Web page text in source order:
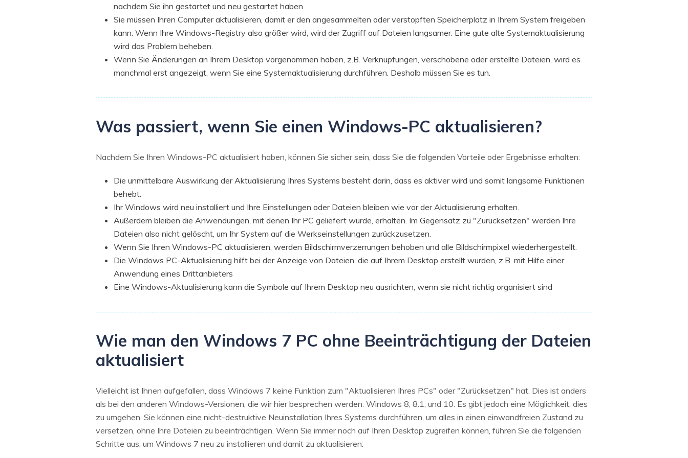
nachdem Sie ihn gestartet und neu gestartet haben
Sie müssen Ihren Computer aktualisieren, damit er den angesammelten oder verstopften Speicherplatz in Ihrem System freigeben
kann. Wenn Ihre Windows-Registry also größer wird, wird der Zugriff auf Dateien langsamer. Eine gute alte Systemaktualisierung
wird das Problem beheben.
Wenn Sie Änderungen an Ihrem Desktop vorgenommen haben, z.B. Verknüpfungen, verschobene oder erstellte Dateien, wird es
manchmal erst angezeigt, wenn Sie eine Systemaktualisierung durchführen. Deshalb müssen Sie es tun.
Was passiert, wenn Sie einen Windows-PC aktualisieren?
Nachdem Sie Ihren Windows-PC aktualisiert haben, können Sie sicher sein, dass Sie die folgenden Vorteile oder Ergebnisse erhalten:
Die unmittelbare Auswirkung der Aktualisierung Ihres Systems besteht darin, dass es aktiver wird und somit langsame Funktionen
behebt.
Ihr Windows wird neu installiert und Ihre Einstellungen oder Dateien bleiben wie vor der Aktualisierung erhalten.
Außerdem bleiben die Anwendungen, mit denen Ihr PC geliefert wurde, erhalten. Im Gegensatz zu "Zurücksetzen" werden Ihre
Dateien also nicht gelöscht, um Ihr System auf die Werkseinstellungen zurückzusetzen.
Wenn Sie Ihren Windows-PC aktualisieren, werden Bildschirmverzerrungen behoben und alle Bildschirmpixel wiederhergestellt.
Die Windows PC-Aktualisierung hilft bei der Anzeige von Dateien, die auf Ihrem Desktop erstellt wurden, z.B. mit Hilfe einer
Anwendung eines Drittanbieters
Eine Windows-Aktualisierung kann die Symbole auf Ihrem Desktop neu ausrichten, wenn sie nicht richtig organisiert sind
Wie man den Windows 7 PC ohne Beeinträchtigung der Dateien
aktualisiert
Vielleicht ist Ihnen aufgefallen, dass Windows 7 keine Funktion zum "Aktualisieren Ihres PCs" oder "Zurücksetzen" hat. Dies ist anders
als bei den anderen Windows-Versionen, die wir hier besprechen werden: Windows 8, 8.1, und 10. Es gibt jedoch eine Möglichkeit, dies
zu umgehen. Sie können eine nicht-destruktive Neuinstallation Ihres Systems durchführen, um alles in einen einwandfreien Zustand zu
versetzen, ohne Ihre Dateien zu beeinträchtigen. Wenn Sie immer noch auf Ihren Desktop zugreifen können, führen Sie die folgenden
Schritte aus, um Windows 7 neu zu installieren und damit zu aktualisieren: